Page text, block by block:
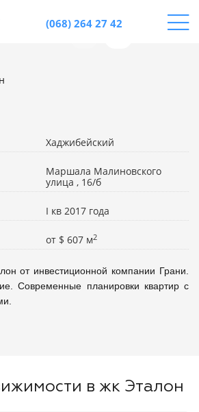
(068) 264 27 42
Хаджибейский
Маршала Малиновского
улица , 16/б
I кв 2017 года
от $ 607 м2
от инвестиционной компании Грани.
Современные планировки квартир с
в жк Эталон